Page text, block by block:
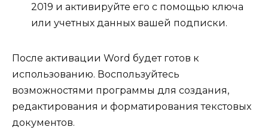
2019 и активируйте его с помощью ключа
или учетных данных вашей подписки.
После активации Word будет готов к
использованию. Воспользуйтесь
возможностями программы для создания,
редактирования и форматирования текстовых
документов.